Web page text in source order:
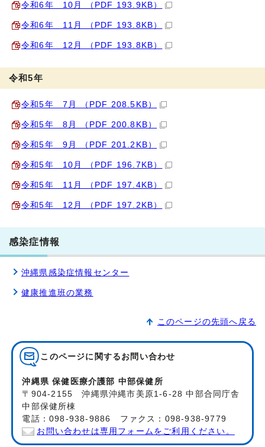
令和6年 10月 （PDF 193.9KB）
令和6年 11月 （PDF 193.8KB）
令和6年 12月 （PDF 193.8KB）
令和5年
令和5年 7月 （PDF 208.5KB）
令和5年 8月 （PDF 200.8KB）
令和5年 9月 （PDF 201.2KB）
令和5年 10月 （PDF 196.7KB）
令和5年 11月 （PDF 197.4KB）
令和5年 12月 （PDF 197.2KB）
感染症情報
沖縄県感染症情報センター
健康推進班の業務
このページの先頭へ戻る
このページに関する お問い合わせ
沖縄県 保健医療介護部 中部保健所
〒904-2155 沖縄県沖縄市美原1-6-28 中部合同庁舎
中部保健所棟
電話：098-938-9886 ファクス：098-938-9779
お問い合わせは専用フォームをご利用ください。